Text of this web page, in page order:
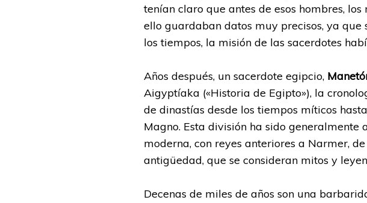
tenían claro que antes de esos hombres, los
ello guardaban datos muy precisos, ya que
los tiempos, la misión de las sacerdotes
Años después, un sacerdote egipcio,
Aigyptíaka («Historia de Egipto»), la
de dinastías desde los tiempos míticos
Magno. Esta división ha sido
moderna, con reyes anteriores a Narmer,
antigüedad, que se consideran mitos y
Decenas de miles de años son una